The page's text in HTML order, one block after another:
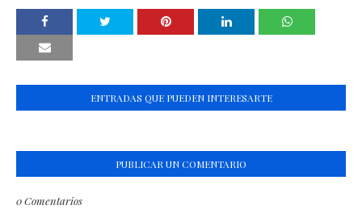
ENTRADAS QUE PUEDEN INTERESARTE
PUBLICAR UN COMENTARIO
0 Comentarios